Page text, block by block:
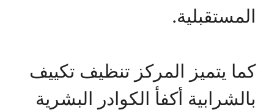
المستقبلية.
كما يتميز المركز تنظيف تكييف
بالشرابية أكفأ الكوادر البشرية